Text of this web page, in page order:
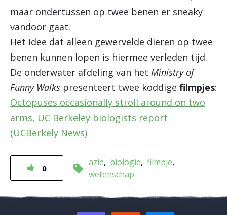
maar ondertussen op twee benen er sneaky
vandoor gaat.
Het idee dat alleen gewervelde dieren op twee
benen kunnen lopen is hiermee verleden tijd.
De onderwater afdeling van het Ministry of
Funny Walks presenteert twee koddige filmpjes:
Octopuses occasionally stroll around on two
arms, UC Berkeley biologists report
(UCBerkely News)
0
azië biologie filmpje
wetenschap